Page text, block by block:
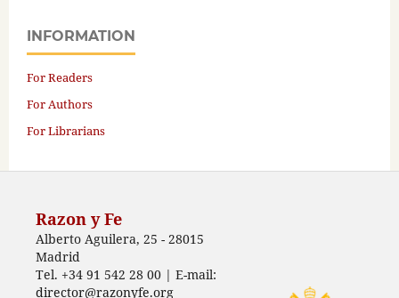
INFORMATION
For Readers
For Authors
For Librarians
Razon y Fe
Alberto Aguilera, 25 - 28015
Madrid
Tel. +34 91 542 28 00 | E-mail:
director@razonyfe.org